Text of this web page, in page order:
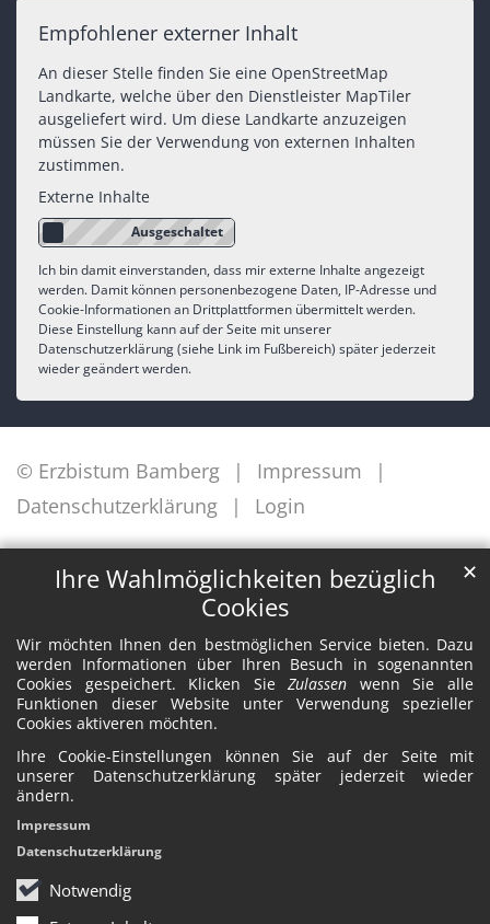
Ihre Wahlmöglichkeiten bezüglich
Cookies
Wir möchten Ihnen den bestmöglichen Service bieten. Dazu
werden Informationen über Ihren Besuch in sogenannten
Cookies gespeichert. Klicken SieZulassen wenn Sie alle
Funktionen dieser Website unter Verwendung spezieller
Cookies aktiveren möchten.
Ihre Cookie-Einstellungen können Sie auf der Seite mit
unserer Datenschutzerklärung später jederzeit wieder
ändern.
Notwendig
✕
Impressum
Datenschutzerklärung
Empfohlener externer Inhalt
An dieser Stelle finden Sie eine OpenStreetMap
Landkarte, welche über den Dienstleister MapTiler
ausgeliefert wird. Um diese Landkarte anzuzeigen
müssen Sie der Verwendung von externen Inhalten
zustimmen.
Externe Inhalte
Ich bin damit einverstanden, dass mir externe Inhalte angezeigt
werden. Damit können personenbezogene Daten, IP-Adresse und
Cookie-Informationen an Drittplattformen übermittelt werden.
Diese Einstellung kann auf der Seite mit unserer
Datenschutzerklärung (siehe Link im Fußbereich) später jederzeit
wieder geändert werden.
© Erzbistum Bamberg
Impressum
Datenschutzerklärung
Login